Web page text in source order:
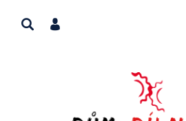
obsah